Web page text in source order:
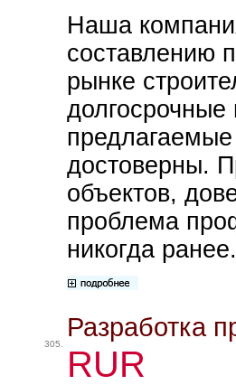
Наша
составлению
рынке
долгосрочные
достоверны.
объектов,
проблема
никогда ранее.
305.
Разработка
RUR